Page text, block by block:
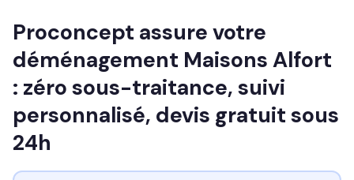
Proconcept assure votre
déménagement Maisons Alfort
: zéro sous-traitance, suivi
personnalisé, devis gratuit sous
24h